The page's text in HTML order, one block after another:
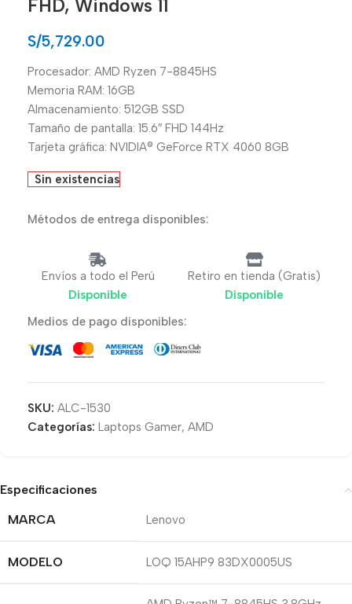
FHD, Windows 11
S/5,729.00
Procesador: AMD Ryzen 7-8845HS
Memoria RAM: 16GB
Almacenamiento: 512GB SSD
Tamaño de pantalla: 15.6″ FHD 144Hz
Tarjeta gráfica: NVIDIA® GeForce RTX 4060 8GB
Sin existencias
Métodos de entrega disponibles:
Envíos a todo el Perú
Disponible
Retiro en tienda (Gratis)
Disponible
Medios de pago disponibles:
SKU: ALC-1530
Categorías: Laptops Gamer, AMD
Especificaciones
MARCA
Lenovo
MODELO LOQ 15AHP9 83DX0005US